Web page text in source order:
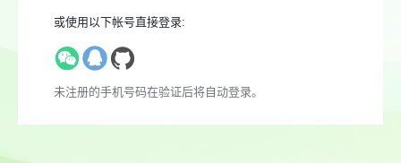
或使用以下帐号直接登录:
未注册的手机号码在验证后将自动登录。